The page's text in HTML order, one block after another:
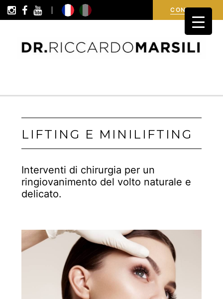
CONTATTI
LIFTING E MINILIFTING
Interventi di chirurgia per un
ringiovanimento del volto naturale e
delicato.
R
i
c
h
i
e
d
i
in
f
o
r
m
a
z
i
o
n
i